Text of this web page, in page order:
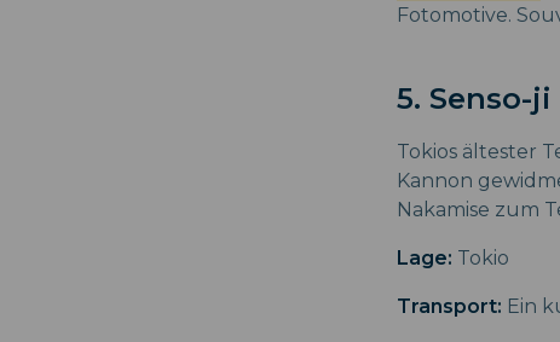
Fotomotive.
5. Senso-
Tokios ältester
Kannon
Nakamise zum
Lage: Tokio
Transport: Ein